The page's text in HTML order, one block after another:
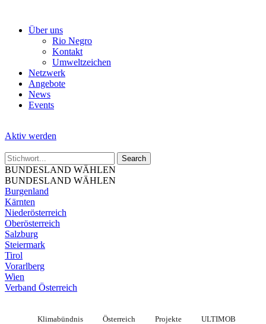
Über uns
Rio Negro
Kontakt
Umweltzeichen
Netzwerk
Angebote
News
Events
Aktiv werden
BUNDESLAND WÄHLEN
BUNDESLAND WÄHLEN
Burgenland
Kärnten
Niederösterreich
Oberösterreich
Salzburg
Steiermark
Tirol
Vorarlberg
Wien
Verband Österreich
Klimabündnis Österreich Projekte
ULTIMOB